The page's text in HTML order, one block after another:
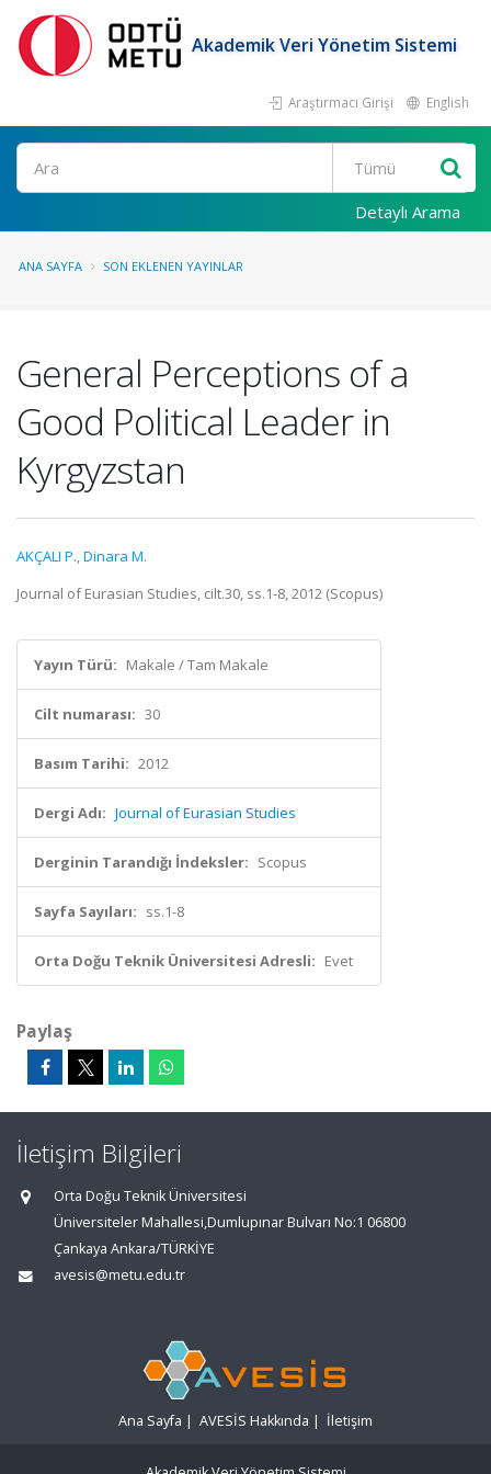
Akademik Veri Yönetim Sistemi
Araştırmacı Girişi English
Ara
Detaylı Arama
ANA SAYFA SON EKLENEN YAYINLAR
General Perceptions of a
Good Political Leader in
Kyrgyzstan
AKÇALI P.,Dinara M.
Journal of Eurasian Studies, cilt.30, ss.1-8, 2012 (Scopus)
Yayın Türü: Makale / Tam Makale
Cilt numarası: 30
Basım Tarihi: 2012
Dergi Adı: Journal of Eurasian Studies
Derginin Tarandığı İndeksler: Scopus
Sayfa Sayıları: ss.1-8
Orta Doğu Teknik Üniversitesi Adresli: Evet
Paylaş
İletişim Bilgileri
Orta Doğu Teknik Üniversitesi
Üniversiteler Mahallesi,Dumlupınar Bulvarı No:1 06800
Çankaya Ankara/TÜRKİYE
avesis@metu.edu.tr
Ana Sayfa | AVESİS Hakkında | İletişim